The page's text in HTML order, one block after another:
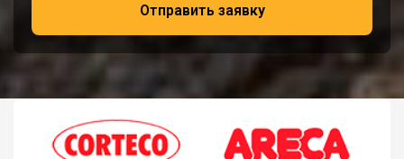
Отправить заявку